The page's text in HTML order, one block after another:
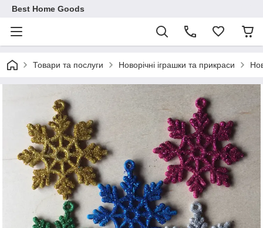
Best Home Goods
Товари та послуги Новорічні іграшки та прикраси